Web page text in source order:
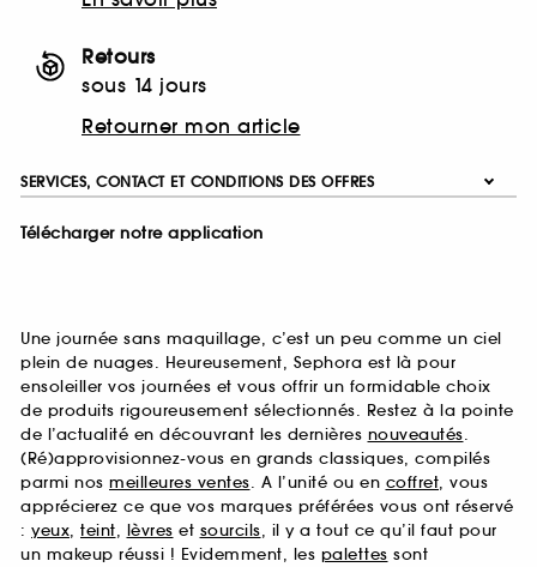
Retours
sous 14 jours
Retourner mon article
SERVICES, CONTACT ET CONDITIONS DES OFFRES
Télécharger notre application
Une journée sans maquillage, c’est un peu comme un ciel
plein de nuages. Heureusement, Sephora est là pour
ensoleiller vos journées et vous offrir un formidable choix
de produits rigoureusement sélectionnés. Restez à la pointe
de l’actualité en découvrant les dernières nouveautés.
(Ré)approvisionnez-vous en grands classiques, compilés
parmi nos meilleures ventes. A l’unité ou en coffret, vous
apprécierez ce que vos marques préférées vous ont réservé
: yeux, teint, lèvres et sourcils, il y a tout ce qu’il faut pour
un makeup réussi ! Evidemment, les palettes sont